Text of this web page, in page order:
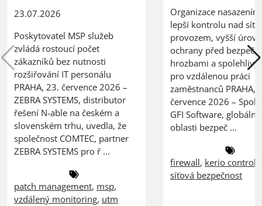
23.07.2026
Poskytovatel MSP služeb
zvládá rostoucí počet
zákazníků bez nutnosti
rozšiřování IT personálu
PRAHA, 23. července 2026 –
ZEBRA SYSTEMS, distributor
řešení N-able na českém a
slovenském trhu, uvedla, že
společnost COMTEC, partner
ZEBRA SYSTEMS pro ř ...
patch management, msp,
vzdálený monitoring, utm
Organizace
lepší kontrolu nad
provozem, vyšší
ochrany před
hrozbami a spolehlivý
pro vzdálenou práci
zaměstnanců PRAHA,
července 2026 –
GFI Software,
oblasti bezpeč ...
firewall, kerio control
síťová bezpečnost